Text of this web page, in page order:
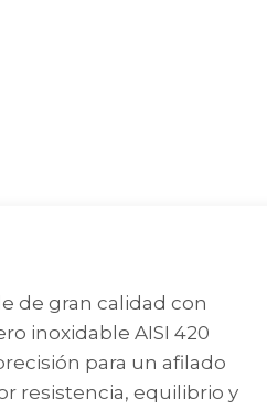
de gran calidad con
inoxidable AISI 420
para un afilado
resistencia, equilibrio y